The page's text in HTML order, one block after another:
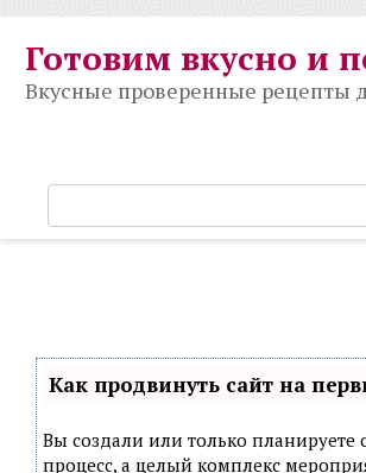
контенту
Готовим вкусно и
Вкусные проверенные рецепты
о
Как продвинуть сайт на
Вы создали или только планируете
процесс, а целый комплекс